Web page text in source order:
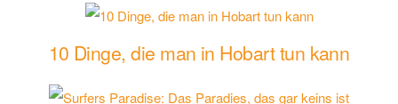
10 Dinge, die man in Hobart tun kann